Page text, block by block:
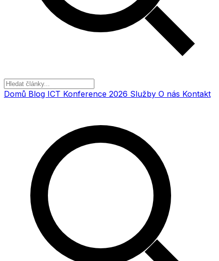
Domů Blog ICT Konference 2026 Služby O nás Kontakt